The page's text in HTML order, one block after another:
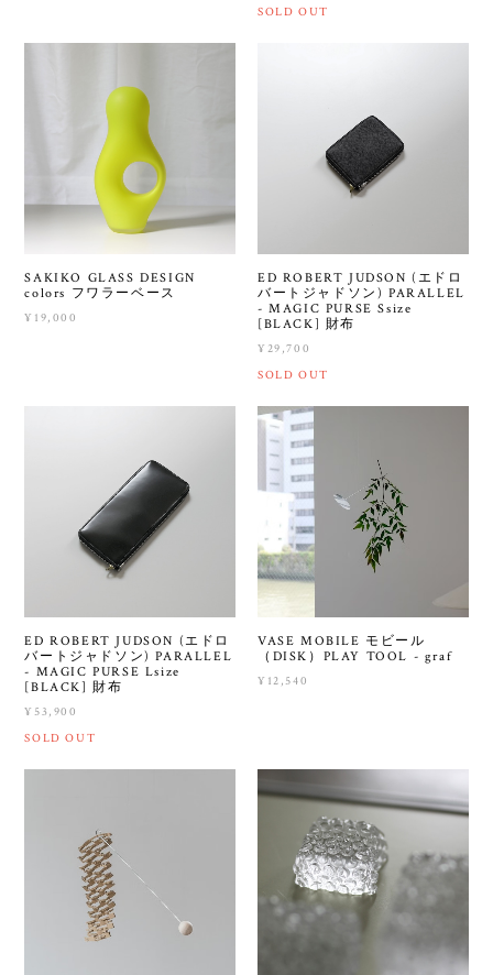
SOLD OUT
SAKIKO GLASS DESIGN
colors フワラーベース
¥19,000
ED ROBERT JUDSON (エドロ
バートジャドソン) PARALLEL
- MAGIC PURSE Ssize
[BLACK] 財布
¥29,700
SOLD OUT
ED ROBERT JUDSON (エドロ
バートジャドソン) PARALLEL
- MAGIC PURSE Lsize
[BLACK] 財布
¥53,900
SOLD OUT
VASE MOBILE モビール
（DISK）PLAY TOOL - graf
¥12,540